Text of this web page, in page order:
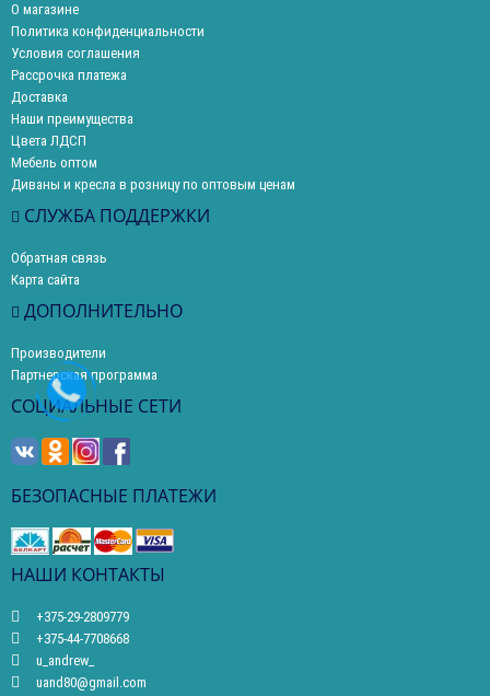
О магазине
Политика конфиденциальности
Условия соглашения
Рассрочка платежа
Доставка
Наши преимущества
Цвета ЛДСП
Мебель оптом
Диваны и кресла в розницу по оптовым ценам
СЛУЖБА ПОДДЕРЖКИ
Обратная связь
Карта сайта
ДОПОЛНИТЕЛЬНО
Производители
Партнерская программа
СОЦИАЛЬНЫЕ СЕТИ
БЕЗОПАСНЫЕ ПЛАТЕЖИ
НАШИ КОНТАКТЫ
+375-29-2809779
+375-44-7708668
u_andrew_
uand80@gmail.com